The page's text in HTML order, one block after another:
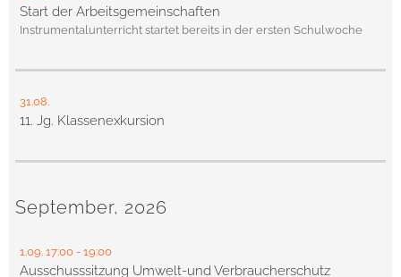
Start der Arbeitsgemeinschaften
Instrumentalunterricht startet bereits in der ersten Schulwoche
31.08.
11. Jg. Klassenexkursion
September, 2026
1.09. 17:00 - 19:00
Ausschusssitzung Umwelt-und Verbraucherschutz